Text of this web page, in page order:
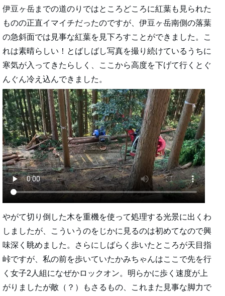
伊豆ヶ岳までの道のりではところどころに紅葉も見られた
ものの正直イマイチだったのですが、伊豆ヶ岳南側の落葉
の急斜面では見事な紅葉を見下ろすことができました。こ
れは素晴らしい！とばしばし写真を撮り続けているうちに
寒気が入ってきたらしく、ここから高度を下げて行くとぐ
んぐん冷え込んできました。
やがて切り倒した木を重機を使って処理する光景に出くわ
しましたが、こういうのをじかに見るのは初めてなので興
味深く眺めました。さらにしばらく歩いたところが天目指
峠ですが、私の前を歩いていたかみちゃんはここで先を行
く女子2人組になぜかロックオン。明らかに歩く速度が上
がりましたが敵（？）もさるもの、これまた見事な脚力で